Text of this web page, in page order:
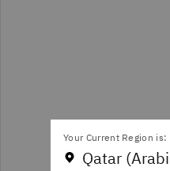
Your Current Region is:
Qatar